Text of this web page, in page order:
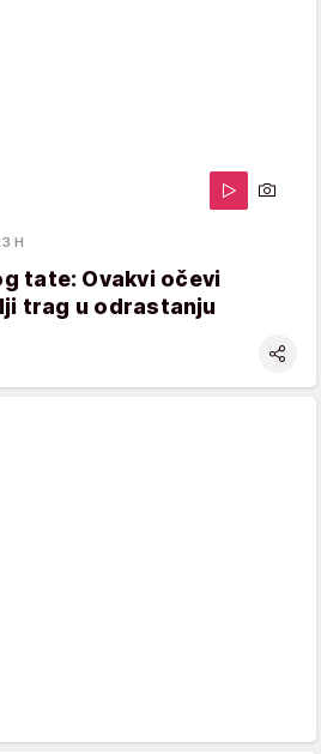
H
tate: Ovakvi očevi
trag u odrastanju